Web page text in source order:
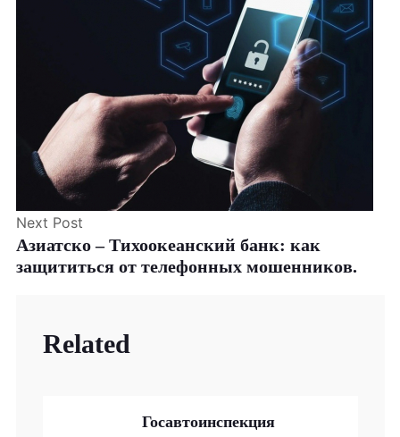
Next Post
Азиатско – Тихоокеанский банк: как
защититься от телефонных мошенников.
Related
Госавтоинспекция